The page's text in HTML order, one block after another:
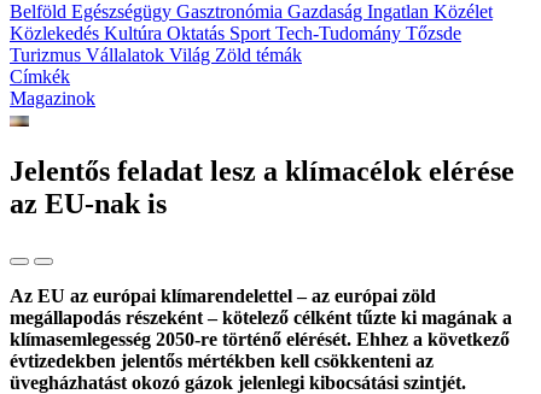
Belföld Egészségügy Gasztronómia Gazdaság Ingatlan Közélet
Közlekedés Kultúra Oktatás Sport Tech-Tudomány Tőzsde
Turizmus Vállalatok Világ Zöld témák
Címkék
Magazinok
Jelentős feladat lesz a klímacélok elérése
az EU-nak is
Az EU az európai klímarendelettel – az európai zöld
megállapodás részeként – kötelező célként tűzte ki magának a
klímasemlegesség 2050-re történő elérését. Ehhez a következő
évtizedekben jelentős mértékben kell csökkenteni az
üvegházhatást okozó gázok jelenlegi kibocsátási szintjét.